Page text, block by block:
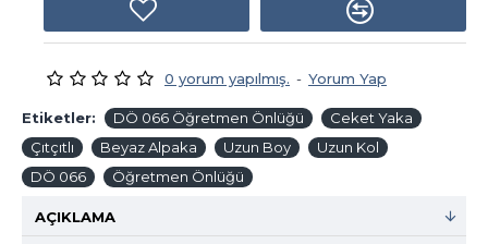
0 yorum yapılmış. - Yorum Yap
Etiketler: DÖ 066 Öğretmen Önlüğü
Ceket Yaka
Çıtçıtlı
Beyaz Alpaka Uzun Boy
Uzun Kol
DÖ 066
Öğretmen Önlüğü
AÇIKLAMA